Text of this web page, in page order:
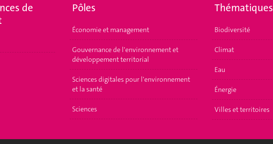
de
Pôles
Économie et management
Gouvernance de l'environnement et
développement territorial
Sciences digitales pour l'environnement
et la santé
Sciences
Thématiques
Biodiversité
Climat
Eau
Énergie
Villes et territoires